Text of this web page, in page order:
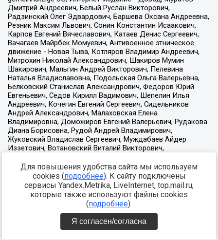
Для повышения удобства сайта мы используем
cookies (подробнее). К сайту подключены
сервисы Yandex.Metrika, LiveInternet, top.mail.ru,
которые также используют файлы cookies
(подробнее).
Я согласен/согласна